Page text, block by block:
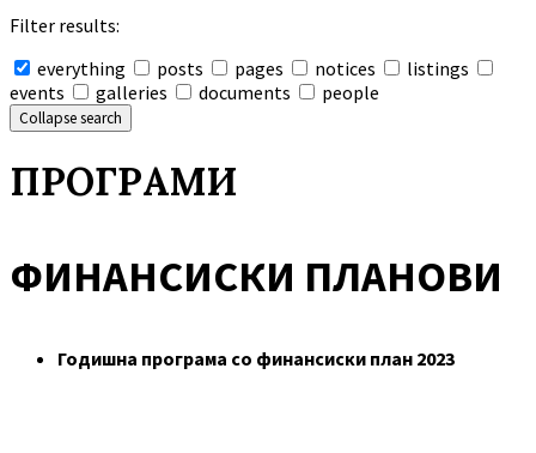
Filter results:
everything
posts pages notices
listings
events
galleries documents people
Collapse search
ПРОГРАМИ
ФИНАНСИСКИ ПЛАНОВИ
Годишна програма со финансиски план 2023